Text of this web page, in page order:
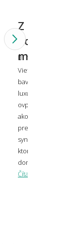
Z čoho
koberce:
10. 06. 2026
Viete, že
bavlna, odolný
luxusný ako
ovplyvní, ako sa
ako dlho vydrží aj
prehľad všetkých
syntetických po
ktorý z nich bude
domov.
Čítať viac